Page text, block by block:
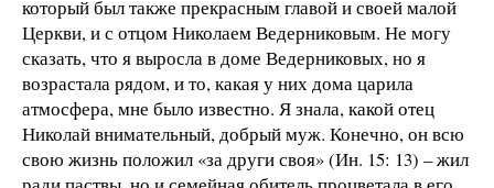
который был также прекрасным главой и своей малой
Церкви, и с отцом Николаем Ведерниковым. Не могу
сказать, что я выросла в доме Ведерниковых, но я
возрастала рядом, и то, какая у них дома царила
атмосфера, мне было известно. Я знала, какой отец
Николай внимательный, добрый муж. Конечно, он всю
свою жизнь положил «за други своя» (Ин. 15: 13) – жил